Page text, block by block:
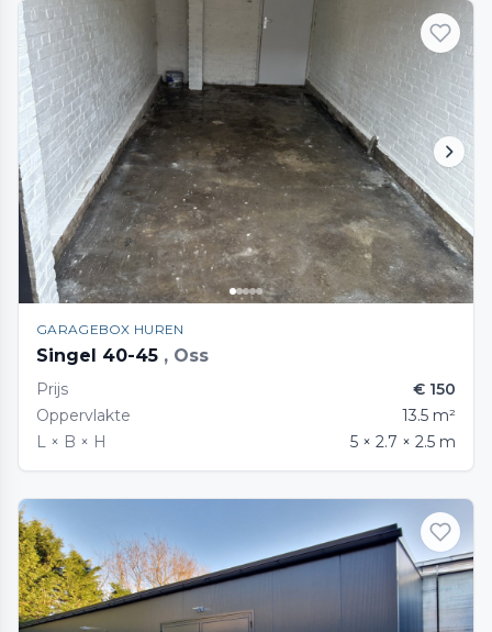
GARAGEBOX HUREN
Singel 40-45 , Oss
Prijs
€ 150
Oppervlakte
13.5 m²
L × B × H
5 × 2.7 × 2.5 m